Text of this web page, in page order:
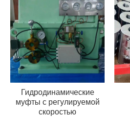
Гидродинамические
муфты с регулируемой
скоростью